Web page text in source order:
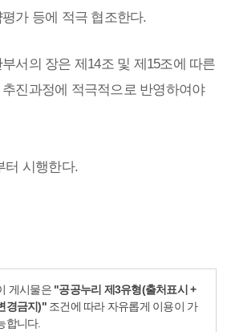
가 등에 적극 협조한다.
서의 장은 제14조 및 제15조에 따른
진과정에 적극적으로 반영하여야
터 시행한다.
게시물은 "공공누리 제3유형(출처표시 +
경금지)"조건에 따라 자유롭게 이용이 가
합니다.